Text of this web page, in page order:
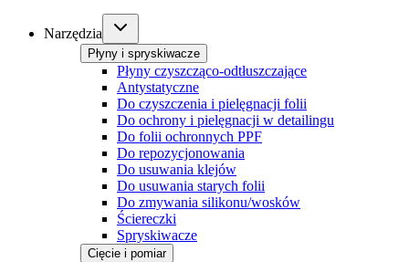
Narzędzia
Płyny i spryskiwacze
Płyny czyszcząco-odtłuszczające
Antystatyczne
Do czyszczenia i pielęgnacji folii
Do ochrony i pielęgnacji w detailingu
Do folii ochronnych PPF
Do repozycjonowania
Do usuwania klejów
Do usuwania starych folii
Do zmywania silikonu/wosków
Ściereczki
Spryskiwacze
Cięcie i pomiar